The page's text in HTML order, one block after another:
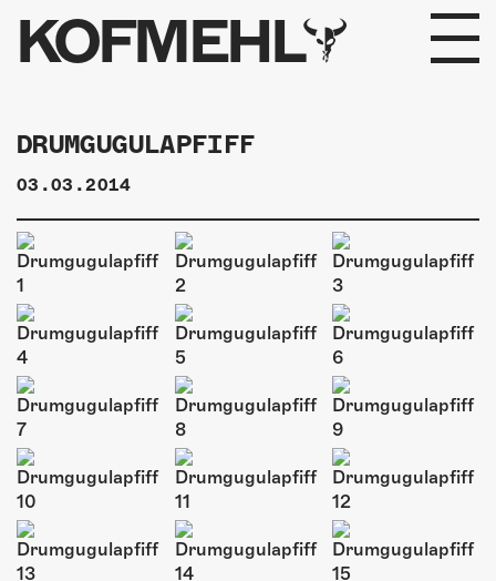
KOFMEHL
PROGRAMM
FABRIKGEFLÜSTER
GALERIE
FOTOGALERIE
PHOTOMAT
INFOS
KONTAKT
ÜBER UNS
GÖNNEREI
DRUMGUGULAPFIFF
03.03.2014